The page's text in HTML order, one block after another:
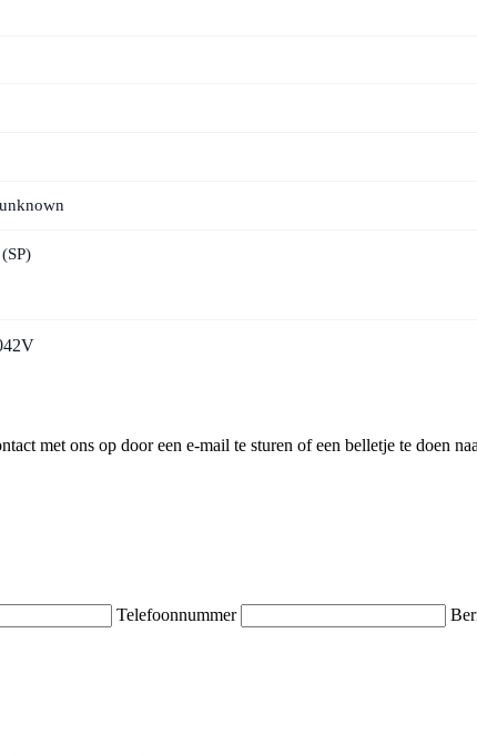
met ons op door een e-mail te sturen of een belletje te doen
Telefoonnummer